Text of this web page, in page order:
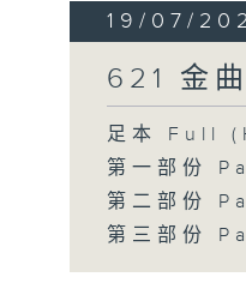
19/07/
621 金
足本 Full
第一部份
第二部份
第三部份